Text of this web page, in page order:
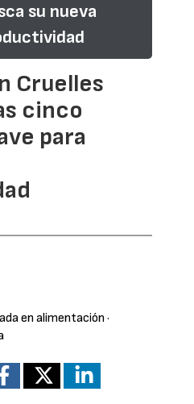
su nueva
Cruelles
cinco
para
en alimentación ·